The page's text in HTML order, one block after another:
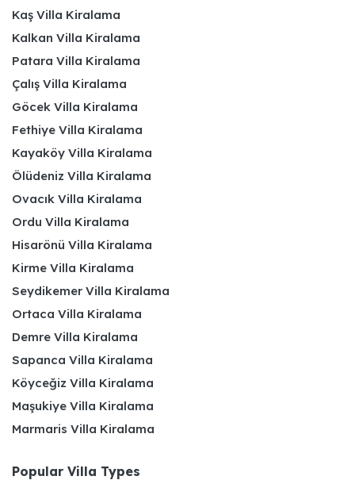
Kaş Villa Kiralama
Kalkan Villa Kiralama
Patara Villa Kiralama
Çalış Villa Kiralama
Göcek Villa Kiralama
Fethiye Villa Kiralama
Kayaköy Villa Kiralama
Ölüdeniz Villa Kiralama
Ovacık Villa Kiralama
Ordu Villa Kiralama
Hisarönü Villa Kiralama
Kirme Villa Kiralama
Seydikemer Villa Kiralama
Ortaca Villa Kiralama
Demre Villa Kiralama
Sapanca Villa Kiralama
Köyceğiz Villa Kiralama
Maşukiye Villa Kiralama
Marmaris Villa Kiralama
Popular Villa Types